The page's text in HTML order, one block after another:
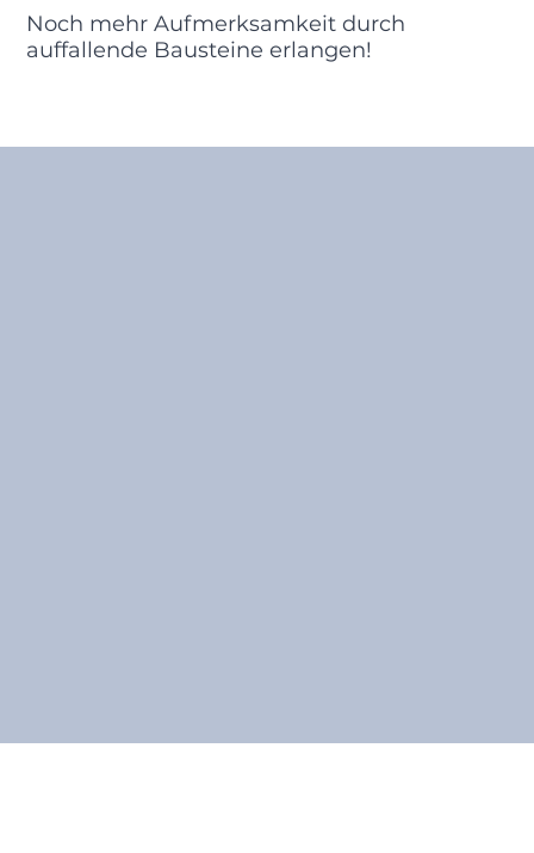
Noch mehr Aufmerksamkeit durch
auffallende Bausteine erlangen!